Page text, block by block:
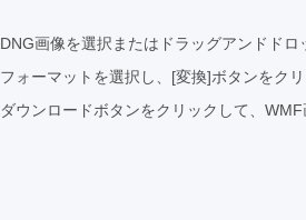
DNG画像を選択またはドラッグアンドドロ
フォーマットを選択し、[変換]ボタンをク
ダウンロードボタンをクリックして、